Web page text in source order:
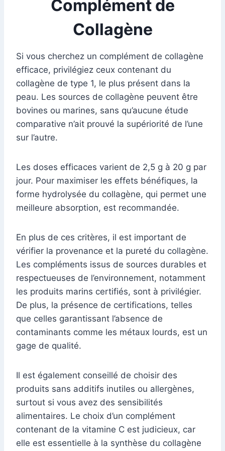
Complément de
Collagène
Si vous cherchez un complément de collagène
efficace, privilégiez ceux contenant du
collagène de type 1, le plus présent dans la
peau. Les sources de collagène peuvent être
bovines ou marines, sans qu’aucune étude
comparative n’ait prouvé la supériorité de l’une
sur l’autre.
Les doses efficaces varient de 2,5 g à 20 g par
jour. Pour maximiser les effets bénéfiques, la
forme hydrolysée du collagène, qui permet une
meilleure absorption, est recommandée.
En plus de ces critères, il est important de
vérifier la provenance et la pureté du collagène.
Les compléments issus de sources durables et
respectueuses de l’environnement, notamment
les produits marins certifiés, sont à privilégier.
De plus, la présence de certifications, telles
que celles garantissant l’absence de
contaminants comme les métaux lourds, est un
gage de qualité.
Il est également conseillé de choisir des
produits sans additifs inutiles ou allergènes,
surtout si vous avez des sensibilités
alimentaires. Le choix d’un complément
contenant de la vitamine C est judicieux, car
elle est essentielle à la synthèse du collagène